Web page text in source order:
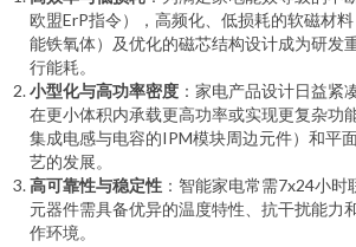
欧盟ErP指令），高频化、低损耗的软磁材
能铁氧体）及优化的磁芯结构设计成为研发
行能耗。
小型化与高功率密度 ：家电产品设计日益紧
在更小体积内承载更高功率或实现更复杂功
集成电感与电容的IPM模块周边元件）和平
艺的发展。
高可靠性与稳定性 ：智能家电常需7x24小
元器件需具备优异的温度特性、抗干扰能力
作环境。